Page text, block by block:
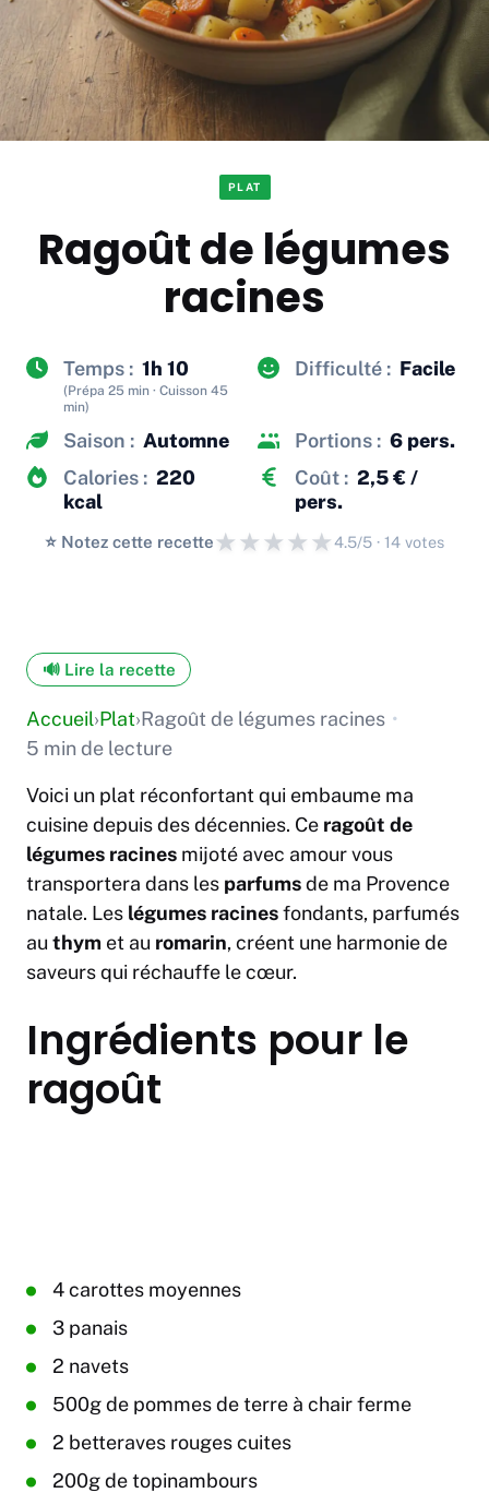
PLAT
Ragoût de légumes
racines
Temps : 1h 10
(Prépa 25 min · Cuisson 45
min)
Difficulté : Facile
Saison : Automne Portions : 6 pers.
Calories : 220
kcal
Coût : 2,5 € /
pers.
⭐️ Notez cette recette★★★★★4.5/5 · 14 votes
🔊 Lire la recette
Accueil›Plat›Ragoût de légumes racines •
5 min de lecture
Voici un plat réconfortant qui embaume ma
cuisine depuis des décennies. Ce ragoût de
légumes racines mijoté avec amour vous
transportera dans les parfumsde ma Provence
natale. Les légumes racinesfondants, parfumés
au thym et au romarin, créent une harmonie de
saveurs qui réchauffe le cœur.
Ingrédients pour le
ragoût
4 carottes moyennes
3 panais
2 navets
500g de pommes de terre à chair ferme
2 betteraves rouges cuites
200g de topinambours